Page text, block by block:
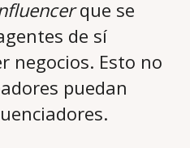
que se
de sí
negocios. Esto no
puedan